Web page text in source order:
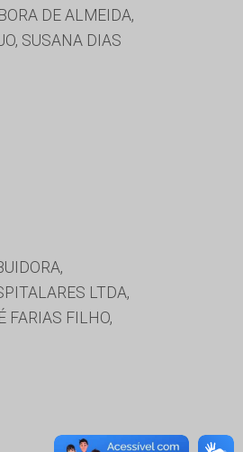
DE ALMEIDA,
SUSANA DIAS
LTDA,
FARIAS FILHO,